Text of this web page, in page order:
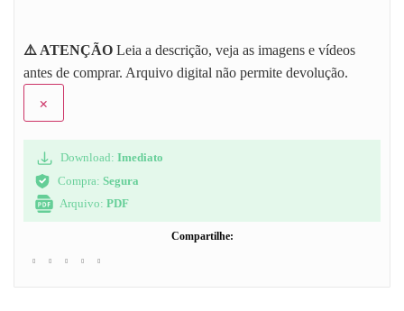
⚠️ ATENÇÃO Leia a descrição, veja as imagens e vídeos
antes de comprar. Arquivo digital não permite devolução.
×
Download: Imediato
Compra: Segura
Arquivo: PDF
Compartilhe: